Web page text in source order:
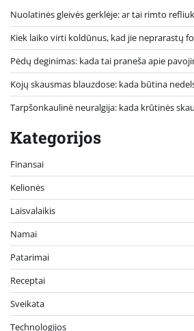
Nuolatinės gleivės gerklėje: ar tai rimto
Kiek laiko virti koldūnus, kad jie neprarastų
Pėdų deginimas: kada tai praneša apie
Kojų skausmas blauzdose: kada būtina
Tarpšonkaulinė neuralgija: kada krūtinės
Kategorijos
Finansai
Kelionės
Laisvalaikis
Namai
Patarimai
Receptai
Sveikata
Technologijos